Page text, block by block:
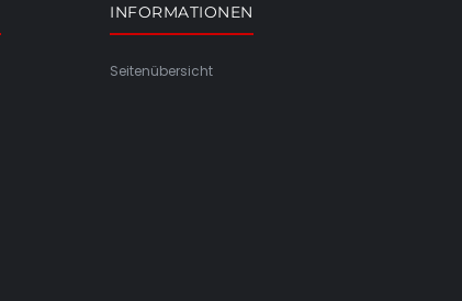
INFORMATIONEN
Seitenübersicht